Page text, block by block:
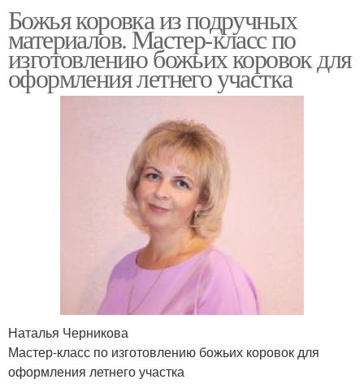
Божья коровка из подручных
материалов. Мастер-класс по
изготовлению божьих коровок для
оформления летнего участка
Наталья Черникова
Мастер-класс по изготовлению божьих коровок для
оформления летнего участка